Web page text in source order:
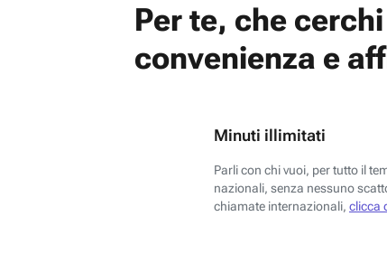
Per te, che cerchi
convenienza e
Minuti illimitati
Parli con chi vuoi, per tutto il
nazionali, senza nessuno
chiamate internazionali, clicca